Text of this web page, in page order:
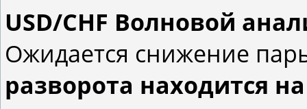
USD/CHF Волновой
Ожидается снижение
разворота находится